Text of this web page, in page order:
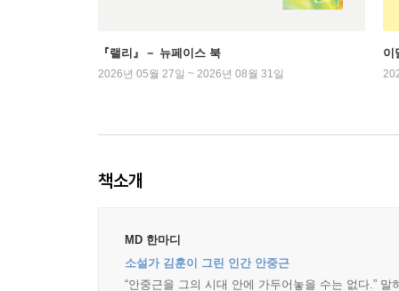
『랠리』－ 뉴페이스 북
2026년 05월 27일 ~ 2026년 08월 31일
이
책소개
MD 한마디
소설가 김훈이 그린 인간 안중근
“안중근을 그의 시대 안에 가두어놓을 수는 없다.”